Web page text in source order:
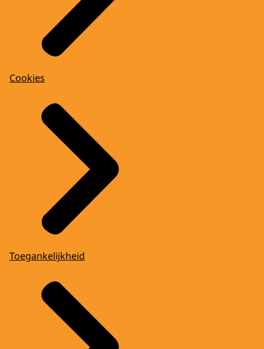
Cookies
Toegankelijkheid